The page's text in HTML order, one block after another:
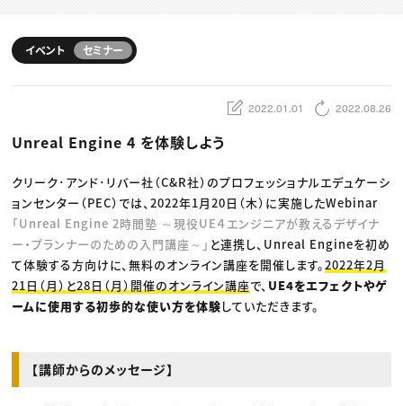
スキルアップしたい！
デザイン
編集・ライティング
マーケティング
業界解説・キャリア事情
お役立ち基礎知識
TOP Creator’s コラム
Webクリエイター
アプリクリエイター
映像クリエイター
マーケッター
クリエイターインタビュー
C＆R Magazine
セミナー
ニュース・トレンド
ニュース・トレンド トップ
Web
映像
ゲーム・エンタメ
広告
出版
CREATIVE VILLAGEからのお知らせ
イベント セミナー
2022.01.01 2022.08.26
Unreal Engine 4 を体験しよう
クリーク･アンド･リバー社（C&R社）のプロフェッショナルエデュケーシ
ョンセンター（PEC）では、2022年1月20日（木）に実施したWebinar
「Unreal Engine 2時間塾 ～現役UE４エンジニアが教えるデザイナ
ー・プランナーのための入門講座～」 と連携し、Unreal Engineを初め
て体験する方向けに、無料のオンライン講座を開催します。2022年2月
21日（月）と28日（月）開催のオンライン講座で、 UE4をエフェクトやゲ
ームに使用する初歩的な使い方を体験していただきます。
【講師からのメッセージ】